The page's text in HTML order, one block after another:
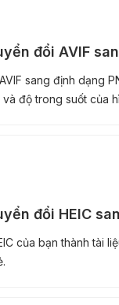
đổi AVIF
sang định dạng
độ trong suốt của
đổi HEIC
của bạn thành tài